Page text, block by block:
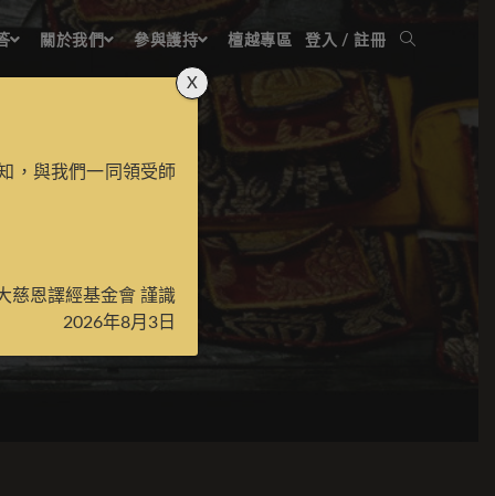
關於我們 參與護持 檀越專區 登入 / 註冊
，與我們一同領受師
慈恩譯經基金會 謹識
2026年8月3日
X